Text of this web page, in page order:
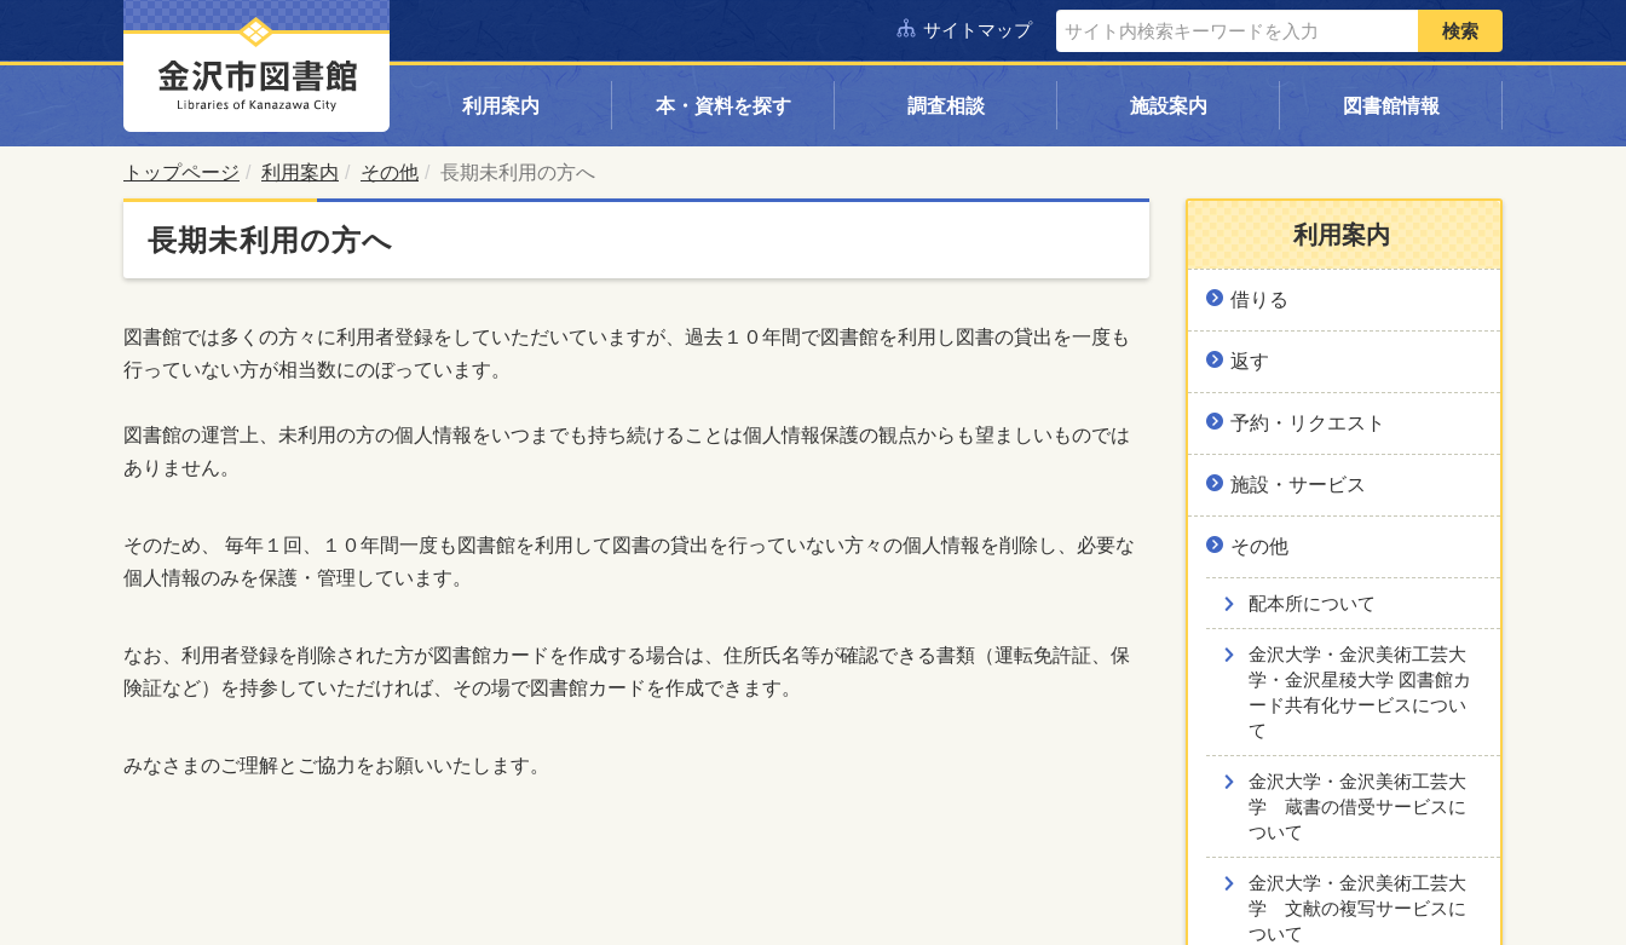
サイトマップ 検索
利用案内 本・資料を探す 調査相談 施設案内 図書館情報
トップページ 利用案内 その他 長期未利用の方へ
長期未利用の方へ
図書館では多くの方々に利用者登録をしていただいていますが、過去１０年間で図書館を利用し図書の貸出を一度も
行っていない方が相当数にのぼっています。
図書館の運営上、未利用の方の個人情報をいつまでも持ち続けることは個人情報保護の観点からも望ましいものでは
ありません。
そのため、 毎年１回、１０年間一度も図書館を利用して図書の貸出を行っていない方々の個人情報を削除し、必要な
個人情報のみを保護・管理しています。
なお、利用者登録を削除された方が図書館カードを作成する場合は、住所氏名等が確認できる書類（運転免許証、保
険証など）を持参していただければ、その場で図書館カードを作成できます。
みなさまのご理解とご協力をお願いいたします。
利用案内
借りる
返す
予約・リクエスト
施設・サービス
その他
配本所について
金沢大学・金沢美術工芸大
学・金沢星稜大学 図書館カ
ード共有化サービスについ
て
金沢大学・金沢美術工芸大
学 蔵書の借受サービスに
ついて
金沢大学・金沢美術工芸大
学 文献の複写サービスに
ついて